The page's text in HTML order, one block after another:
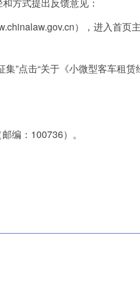
），进入首页
”点击“关于《小微型客车租
编：100736）。